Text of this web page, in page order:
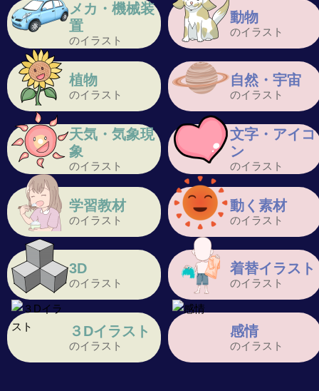
メカ・機械装
置
のイラスト
動物
のイラスト
植物
のイラスト
自然・宇宙
のイラスト
天気・気象現
象
のイラスト
文字・アイコ
ン
のイラスト
学習教材
のイラスト
動く素材
のイラスト
3D
のイラスト
着替イラスト
のイラスト
３Dイラスト
のイラスト
感情
のイラスト